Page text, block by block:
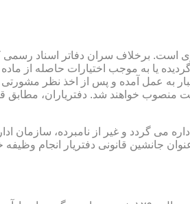
به عمل آمده و پس از اخذ نظر
اداره می گردد و غیر از نامبرده،
جانشین قانونی دفتریار انجام